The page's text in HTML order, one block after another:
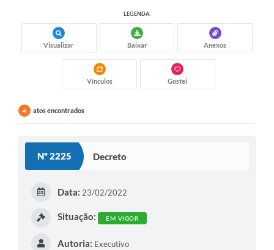
LEGENDA:
Visualizar Baixar Anexos
Vínculos Gostei
4 atos encontrados
Nº 2225 Decreto
Data: 23/02/2022
Situação: EM VIGOR
Autoria: Executivo